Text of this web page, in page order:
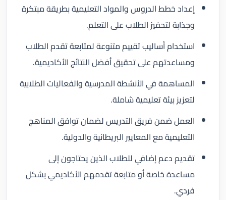
إعداد خطط الدروس والمواد التعليمية بطريقة مبتكرة
وجذابة لتحفيز الطلاب على التعلم.
استخدام أساليب تقييم متنوعة لمتابعة تقدم الطلاب
ومساعدتهم على تحقيق أفضل النتائج الأكاديمية.
المساهمة في الأنشطة المدرسية والفعاليات الطلابية
لتعزيز بيئة تعليمية شاملة.
العمل ضمن فريق التدريس لضمان توافق المناهج
التعليمية مع المعايير البريطانية والدولية.
تقديم دعم إضافي للطلاب الذين يحتاجون إلى
مساعدة خاصة أو متابعة تقدمهم الأكاديمي بشكل
فردي.